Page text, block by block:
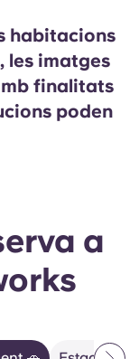
habitacions
les imatges
finalitats
poden
a